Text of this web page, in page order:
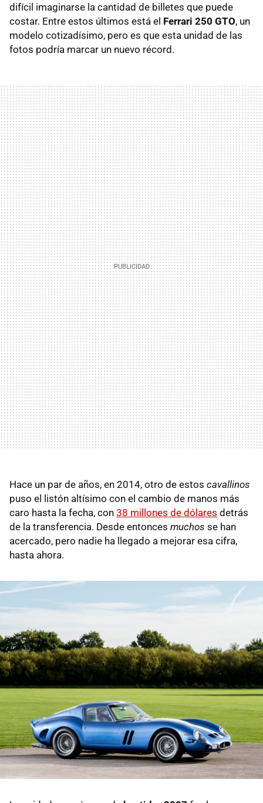
difícil imaginarse la cantidad de billetes que puede
costar. Entre estos últimos está el Ferrari 250 GTO, un
modelo cotizadísimo, pero es que esta unidad de las
fotos podría marcar un nuevo récord.
Hace un par de años, en 2014, otro de estos cavallinos
puso el listón altísimo con el cambio de manos más
caro hasta la fecha, con 38 millones de dólares detrás
de la transferencia. Desde entonces muchos se han
acercado, pero nadie ha llegado a mejorar esa cifra,
hasta ahora.